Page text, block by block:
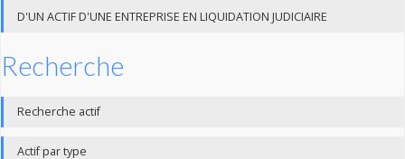
D'UN ACTIF D'UNE ENTREPRISE EN LIQUIDATION JUDICIAIRE
Recherche
Recherche actif
Actif par type